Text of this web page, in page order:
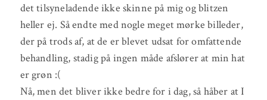
det tilsyneladende ikke skinne på mig og blitzen
heller ej. Så endte med nogle meget mørke billeder,
der på trods af, at de er blevet udsat for omfattende
behandling, stadig på ingen måde afslører at min hat
er grøn :(
Nå, men det bliver ikke bedre for i dag, så håber at I